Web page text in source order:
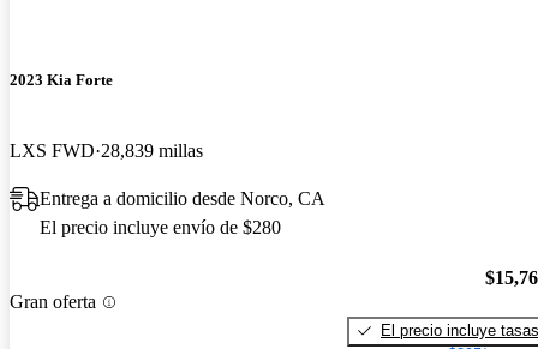
2023 Kia Forte
LXS FWD 28,839 millas
Entrega a domicilio desde Norco, CA
El precio incluye envío de $280
Gran oferta
El precio incluye tasas